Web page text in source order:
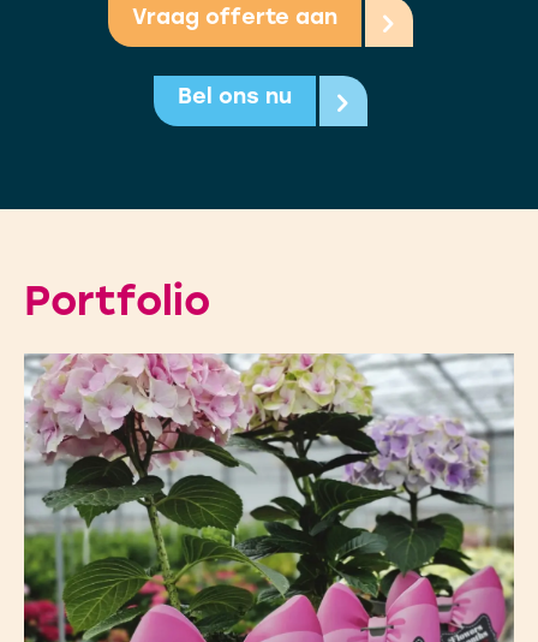
Vraag offerte aan
Bel ons nu
Portfolio